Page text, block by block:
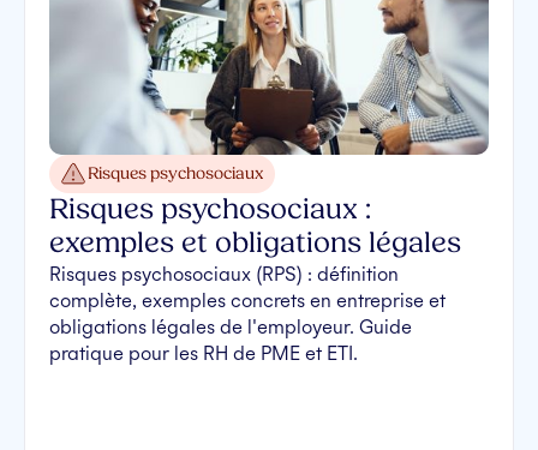
Risques psychosociaux
Risques psychosociaux :
exemples et obligations légales
Risques psychosociaux (RPS) : définition
complète, exemples concrets en entreprise et
obligations légales de l'employeur. Guide
pratique pour les RH de PME et ETI.